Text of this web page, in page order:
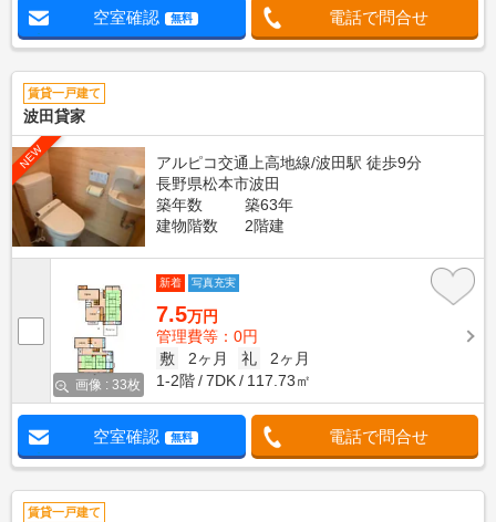
空室確認 無料 電話で問合せ
賃貸一戸建て
波田貸家
NEW
アルピコ交通上高地線/波田駅 徒歩9分
長野県松本市波田
築年数
築63年
建物階数
2階建
画像 : 33枚
新着 写真充実
7.5万円
管理費等：0円
敷
2ヶ月 礼
2ヶ月
1-2階
7DK 117.73㎡
空室確認 無料 電話で問合せ
賃貸一戸建て